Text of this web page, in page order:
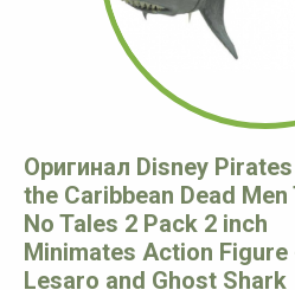
Оригинал Disney
the Caribbean Dead Men
No Tales 2 Pack 2 inch
Minimates Action Figure
Lesaro and Ghost Shark